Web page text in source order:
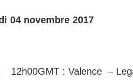
04 novembre 2017
12h00GMT : Valence –